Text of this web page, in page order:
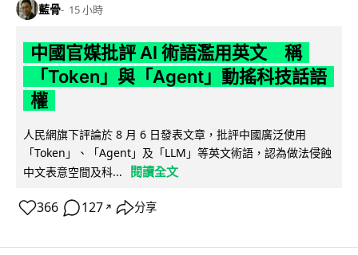
藍骨 15 小時
中國官媒批評 AI 術語濫用英文 稱
「Token」與「Agent」動搖科技話語
權
人民網旗下評論於 8 月 6 日發表文章，批評中國廣泛使用
「Token」、「Agent」及「LLM」等英文術語，認為做法侵蝕
中文表意空間及科...
閱讀全文
366 127 ↗ 分享